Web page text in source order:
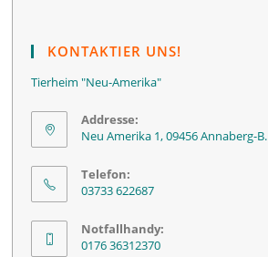
KONTAKTIER UNS!
Tierheim "Neu-Amerika"
Addresse:
Neu Amerika 1, 09456 Annaberg-B.
Telefon:
03733 622687
Notfallhandy:
0176 36312370